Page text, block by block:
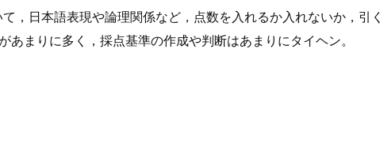
，日本語表現や論理関係など，点数を入れるか入れないか，引く
まりに多く，採点基準の作成や判断はあまりにタイヘン。